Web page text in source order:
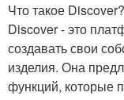
Что такое Discover?
Discover - это
создавать свои
изделия. Она
функций, которые